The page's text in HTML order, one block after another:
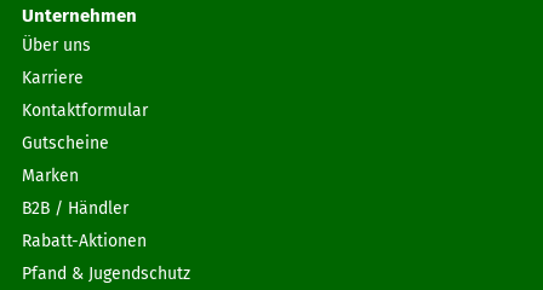
Unternehmen
Über uns
Karriere
Kontaktformular
Gutscheine
Marken
B2B / Händler
Rabatt-Aktionen
Pfand & Jugendschutz